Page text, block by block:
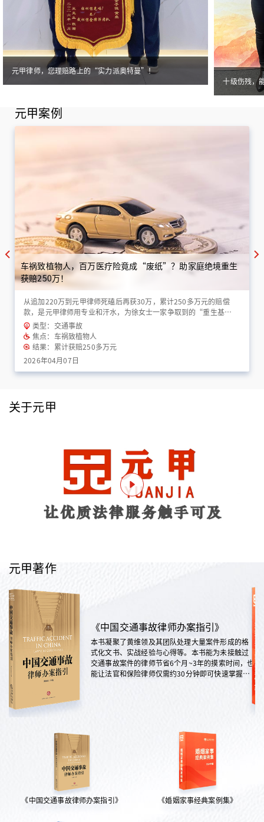
元甲律师，您理赔路上的“实力派奥特曼”！
十级伤残，
元甲案例
车祸致植物人，百万医疗险竟成“废纸”？助家庭绝境重生
获赔250万！
从追加220万到元甲律师死磕后再获30万，累计250多万元的赔偿
款，是元甲律师用专业和汗水，为徐女士一家争取到的“重生基
金”！
类型：交通事故
焦点：车祸致植物人
结果：累计获赔250多万元
2026年04月07日
关于元甲
元甲著作
《中国交通事故律师办案指引》
本书凝聚了黄维领及其团队处理大量案件形成的格
式化文书、实战经验与心得等。本书能为未接触过
交通事故案件的律师节省6个月~3年的摸索时间，也
能让法官和保险律师仅需约30分钟即可快速掌握案
《中国交通事故律师办案指引》 《婚姻家事经典案例集》